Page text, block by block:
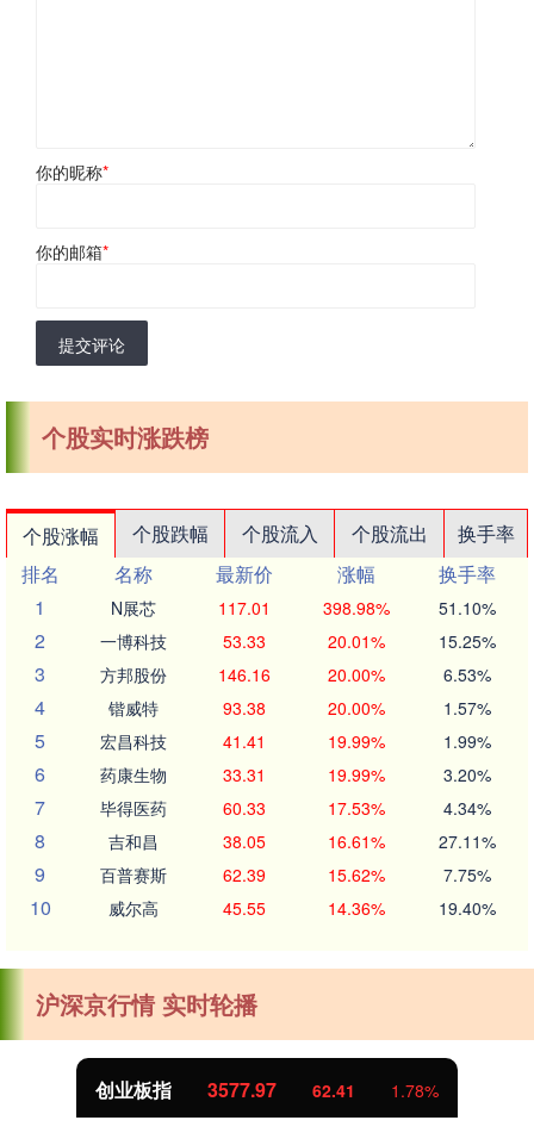
你的昵称*
你的邮箱*
提交评论
个股实时涨跌榜
个股涨幅 个股跌幅 个股流入 个股流出
换手率
排名
名称 最新价 涨幅
换手率
1
N展芯 117.01 398.98% 51.10%
2 一博科技 53.33 20.01% 15.25%
3 方邦股份 146.16 20.00% 6.53%
4 锴威特 93.38 20.00% 1.57%
5 宏昌科技 41.41 19.99% 1.99%
6 药康生物 33.31 19.99% 3.20%
7 毕得医药 60.33 17.53% 4.34%
8 吉和昌 38.05 16.61% 27.11%
9 百普赛斯 62.39 15.62% 7.75%
10 威尔高 45.55 14.36% 19.40%
沪深京行情 实时轮播
创业板指 3577.97 62.41 1.78%